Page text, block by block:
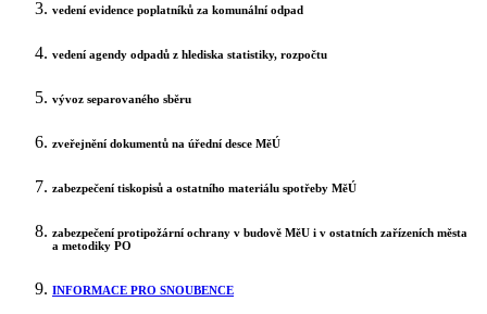
vedení evidence poplatníků za komunální odpad
vedení agendy odpadů z hlediska statistiky, rozpočtu
vývoz separovaného sběru
zveřejnění dokumentů na úřední desce MěÚ
zabezpečení tiskopisů a ostatního materiálu spotřeby MěÚ
zabezpečení protipožární ochrany v budově MěU i v ostatních zařízeních města
a metodiky PO
INFORMACE PRO SNOUBENCE